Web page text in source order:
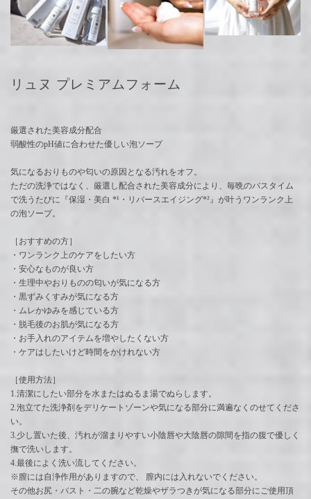
リュヌ プレミアムフォーム
厳選された美容成分配合
弱酸性のpH値に合わせた優しい泡ソープ
気になるおりものや匂いの原因となる汚れをオフ。
ただの洗浄ではなく、厳選し配合された美容成分により、毎晩のバスタイム
で洗うたびに『保湿・美白 *¹・リバースエイジング*²』が叶うワンランク上
の泡ソープ。
［おすすめの方］
・ワンランク上のケアをしたい方
・安心なものが良い方
・生理中やおりものの匂いが気になる方
・黒ずみくすみが気になる方
・ムレかゆみを感じている方
・脱毛後のお肌が気になる方
・お手入れのアイテムを増やしたくない方
・ケアはしたいけど時間をかけれない方
［使用方法］
1.清潔にしたい部分を水またはぬるま湯でぬらします。
2.泡立てた洗浄剤をデリケートゾーンや気になる部分に満遍なくのせてくださ
い。
3.少し置いた後、汚れが溜まりやすい小陰唇や大陰唇の隙間を指の腹で優しく
撫で洗いします。
4.最後によく洗い流してください。
※膣には自浄作用がありますので、 膣内には入れないでください。
その他お尻・バスト・二の腕など乾燥やザラつきが気になる部分にご使用頂